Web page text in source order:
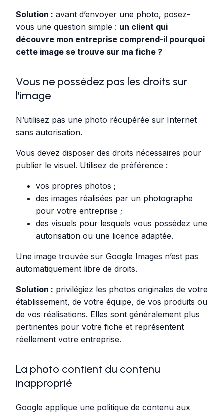
Solution : avant d’envoyer une photo, posez-
vous une question simple : un client qui
découvre mon entreprise comprend-il pourquoi
cette image se trouve sur ma fiche ?
Vous ne possédez pas les droits sur
l’image
N’utilisez pas une photo récupérée sur Internet
sans autorisation.
Vous devez disposer des droits nécessaires pour
publier le visuel. Utilisez de préférence :
vos propres photos ;
des images réalisées par un photographe
pour votre entreprise ;
des visuels pour lesquels vous possédez une
autorisation ou une licence adaptée.
Une image trouvée sur Google Images n’est pas
automatiquement libre de droits.
Solution : privilégiez les photos originales de votre
établissement, de votre équipe, de vos produits ou
de vos réalisations. Elles sont généralement plus
pertinentes pour votre fiche et représentent
réellement votre entreprise.
La photo contient du contenu
inapproprié
Google applique une politique de contenu aux